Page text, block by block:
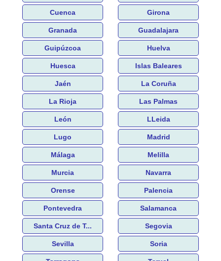
Cuenca Girona
Granada Guadalajara
Guipúzcoa Huelva
Huesca Islas Baleares
Jaén La Coruña
La Rioja Las Palmas
León LLeida
Lugo Madrid
Málaga Melilla
Murcia Navarra
Orense Palencia
Pontevedra Salamanca
Santa Cruz de T... Segovia
Sevilla Soria